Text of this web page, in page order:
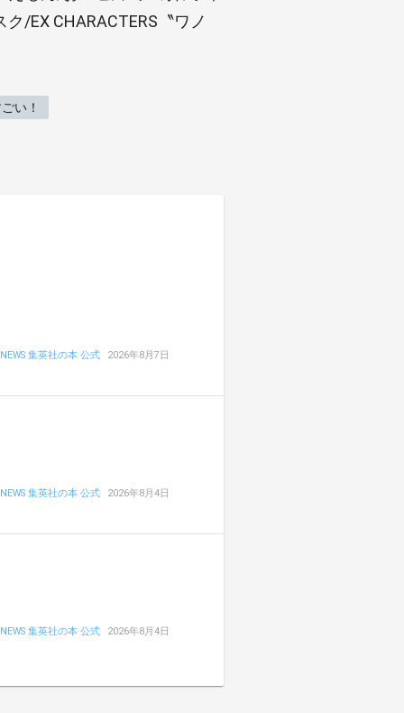
/EX CHARACTERS〝ワノ
い！
NEWS 集英社の本 公式 2026年8月7日
NEWS 集英社の本 公式 2026年8月4日
NEWS 集英社の本 公式 2026年8月4日